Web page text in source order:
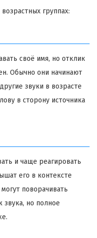
группах:
своё имя, но отклик
Обычно они начинают
звуки в возрасте
в сторону источника
и чаще реагировать
его в контексте
поворачивать
звука, но полное